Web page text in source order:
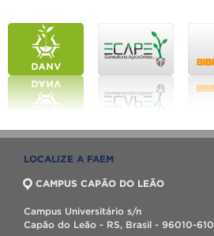
LOCALIZE A FAEM
CAMPUS CAPÃO DO LEÃO
Campus Universitário s/n
Capão do Leão - RS, Brasil - 96010-610